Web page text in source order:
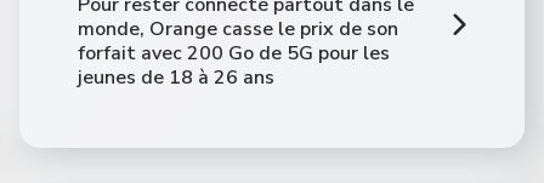
monde, Orange casse le prix de son
forfait avec 200 Go de 5G pour les
jeunes de 18 à 26 ans